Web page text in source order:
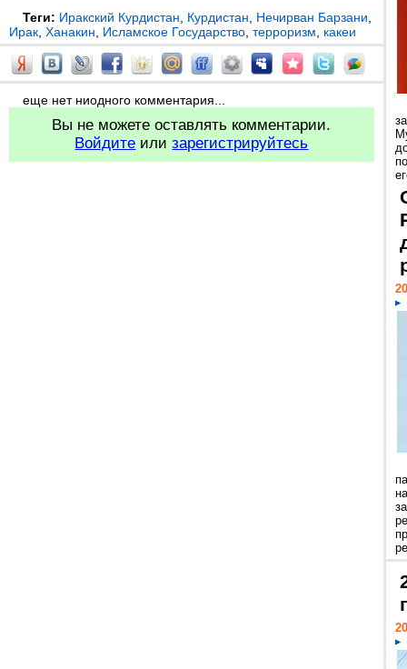
Теги: Иракский Курдистан Курдистан Нечирван Барзани
Ирак Ханакин Исламское Государство терроризм какеи
еще нет ниодного комментария...
Вы не можете оставлять комментарии.
Войдите илизарегистрируйтесь